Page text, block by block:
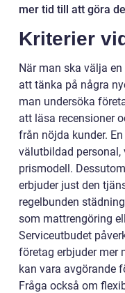
mer tid till att göra
Kriterier
När man ska välja en
att tänka på några
man undersöka
att läsa recensioner
från nöjda kunder.
välutbildad personal,
prismodell.
erbjuder just den
regelbunden
som mattrengöring
Serviceutbudet
företag erbjuder mer
kan vara avgörande
Fråga också om